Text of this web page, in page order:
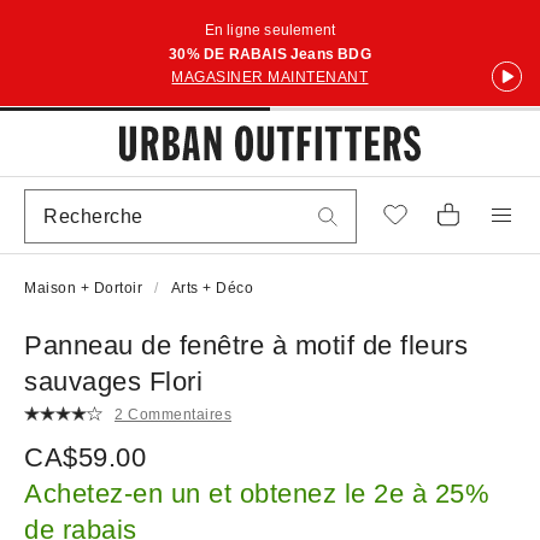
En ligne seulement
30% DE RABAIS Jeans BDG
MAGASINER MAINTENANT
Maison + Dortoir Arts + Déco
Panneau de fenêtre à motif de fleurs
sauvages Flori
2 Commentaires
CA$59.00
Achetez-en un et obtenez le 2e à 25%
de rabais